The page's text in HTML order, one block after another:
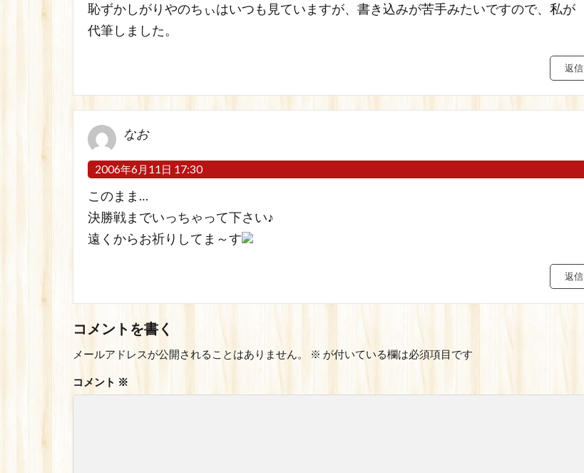
恥ずかしがりやのちぃはいつも見ていますが、書き込みが苦手みたいですので、私が
代筆しました。
返信
なお
2006年6月11日 17:30
このまま…
決勝戦までいっちゃって下さい♪
遠くからお祈りしてま～す
返信
コメントを書く
メールアドレスが公開されることはありません。 ※ が付いている欄は必須項目です
コメント ※